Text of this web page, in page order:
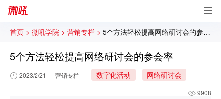
首页 > 微吼学院 > 营销专栏 > 5个方法轻松提高网络研讨会的参会率
5个方法轻松提高网络研讨会的参会率
2023/2/21 | 营销专栏 | 数字化活动 网络研讨会
9908